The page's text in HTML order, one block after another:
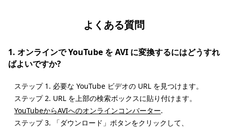
よくある質問
1. オンラインで YouTube を AVI に変換するにはどうすれ
ばよいですか?
ステップ 1. 必要な YouTube ビデオの URL を見つけます。
ステップ 2. URL を上部の検索ボックスに貼り付けます。
YouTubeからAVIへのオンラインコンバーター.
ステップ 3. 「ダウンロード」ボタンをクリックして、